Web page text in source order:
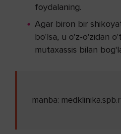
foydalaning.
Agar biron bir
bo'lsa, u o'z-o'zidan
mutaxassis bilan
manba: